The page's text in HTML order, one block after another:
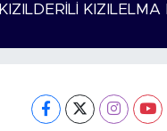
KIZILDERİLİ